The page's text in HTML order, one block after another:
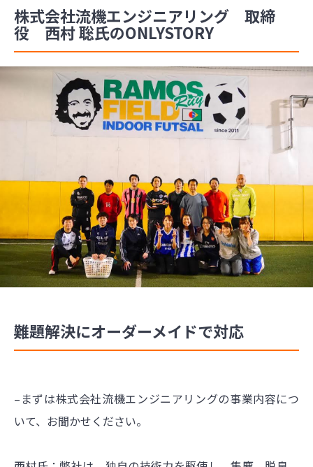
株式会社流機エンジニアリング 取締
役 西村 聡氏のONLYSTORY
難題解決にオーダーメイドで対応
–まずは株式会社流機エンジニアリングの事業内容につ
いて、お聞かせください。